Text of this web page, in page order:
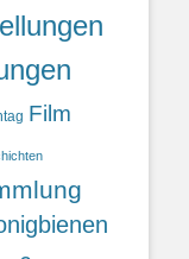
Film